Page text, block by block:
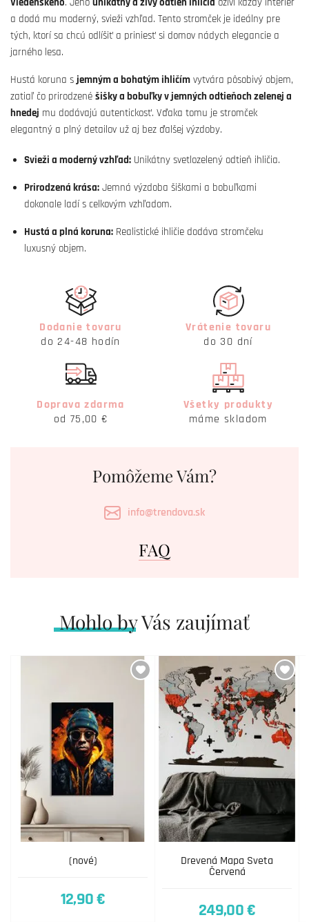
a dodá mu moderný, svieži vzhľad. Tento stromček je ideálny pre
tých, ktorí sa chcú odlíšiť a priniesť si domov nádych elegancie a
jarného lesa.
Hustá koruna sjemným a bohatým ihličím vytvára pôsobivý objem,
zatiaľ čo prirodzené šišky a bobuľky v jemných odtieňoch zelenej a
hnedej mu dodávajú autentickosť. Vďaka tomu je stromček
elegantný a plný detailov už aj bez ďalšej výzdoby.
Svieži a moderný vzhľad: Unikátny svetlozelený odtieň ihličia.
Prirodzená krása: Jemná výzdoba šiškami a bobuľkami
dokonale ladí s celkovým vzhľadom.
Hustá a plná koruna: Realistické ihličie dodáva stromčeku
luxusný objem.
Dodanie tovaru
do 24-48 hodín
Vrátenie tovaru
do 30 dní
Doprava zdarma
od 75,00 €
Všetky produkty
máme skladom
Pomôžeme Vám?
info@trendova.sk
FAQ
Mohlo by Vás zaujímať
(nové)
12,90 €
Drevená Mapa Sveta
Červená
249,00 €